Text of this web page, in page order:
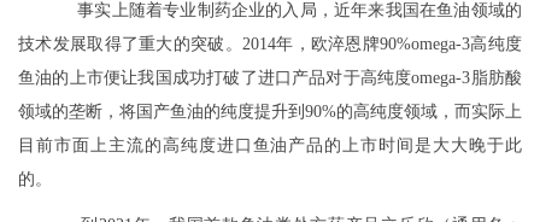
事实上随着专业制药企业的入局，近年来我国在鱼油领域的
技术发展取得了重大的突破。2014年，欧淬恩牌90%omega-3高纯度
鱼油的上市便让我国成功打破了进口产品对于高纯度omega-3脂肪酸
领域的垄断，将国产鱼油的纯度提升到90%的高纯度领域，而实际上
目前市面上主流的高纯度进口鱼油产品的上市时间是大大晚于此
的。